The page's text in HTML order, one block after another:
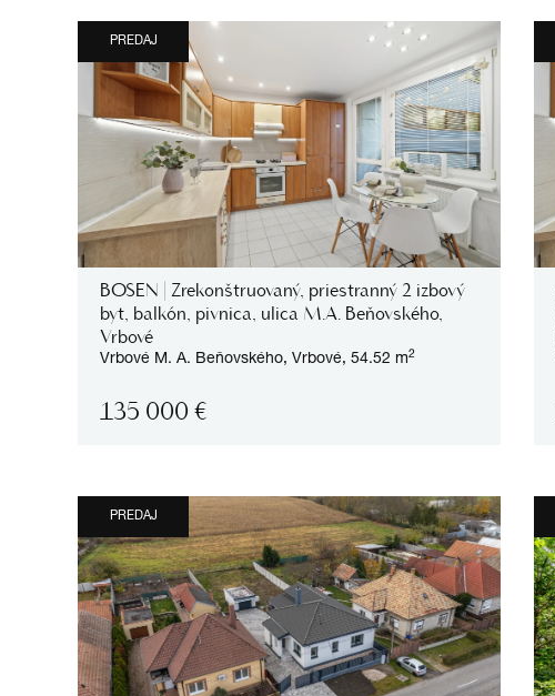
PREDAJ
BOSEN | Zrekonštruovaný, priestranný 2 izbový
byt, balkón, pivnica, ulica M.A. Beňovského,
Vrbové
Vrbové M. A. Beňovského, Vrbové, 54.52 m2
135 000 €
PREDAJ